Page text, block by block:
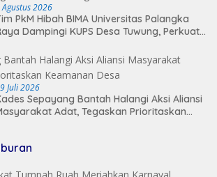
Agustus 2026
PkM Hibah BIMA Universitas Palangka
Dampingi KUPS Desa Tuwung, Perkuat
Juli 2026
Sepayang Bantah Halangi Aksi Aliansi
Adat, Tegaskan Prioritaskan